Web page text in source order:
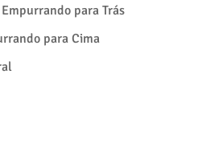
para Trás
para Cima